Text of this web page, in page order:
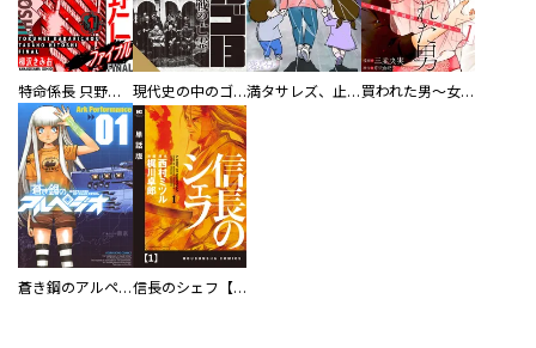
特命係長 只野仁ファイナル 愛蔵版 現代史の中のゴルゴ13 満タサレズ、止メラレズ 買われた男～女性限定快感セラピスト～【描き下ろしおまけ付き特装版】
蒼き鋼のアルペジオ 信長のシェフ【単話版】